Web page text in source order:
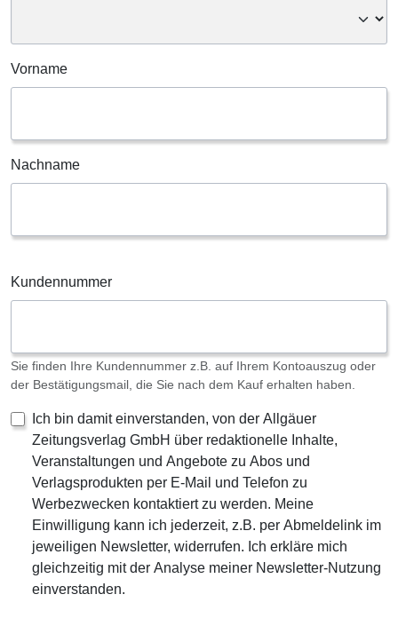
Vorname
Nachname
Kundennummer
Sie finden Ihre Kundennummer z.B. auf Ihrem Kontoauszug oder
der Bestätigungsmail, die Sie nach dem Kauf erhalten haben.
Ich bin damit einverstanden, von der Allgäuer
Zeitungsverlag GmbH über redaktionelle Inhalte,
Veranstaltungen und Angebote zu Abos und
Verlagsprodukten per E-Mail und Telefon zu
Werbezwecken kontaktiert zu werden. Meine
Einwilligung kann ich jederzeit, z.B. per Abmeldelink im
jeweiligen Newsletter, widerrufen. Ich erkläre mich
gleichzeitig mit der Analyse meiner Newsletter-Nutzung
einverstanden.